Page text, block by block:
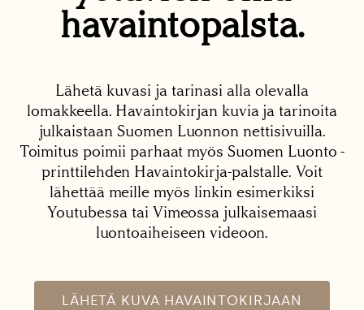
havaintopalsta.
Lähetä kuvasi ja tarinasi alla olevalla
lomakkeella. Havaintokirjan kuvia ja tarinoita
julkaistaan Suomen Luonnon nettisivuilla.
Toimitus poimii parhaat myös Suomen Luonto -
printtilehden Havaintokirja-palstalle. Voit
lähettää meille myös linkin esimerkiksi
Youtubessa tai Vimeossa julkaisemaasi
luontoaiheiseen videoon.
LÄHETÄ KUVA HAVAINTOKIRJAAN